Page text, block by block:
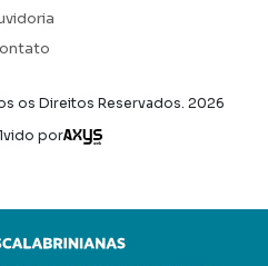
os Direitos Reservados. 2026
por